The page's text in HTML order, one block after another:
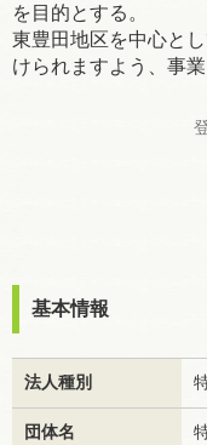
を目的とする。
東豊田地区を中心と
けられますよう、事
基本情報
法人種別
団体名